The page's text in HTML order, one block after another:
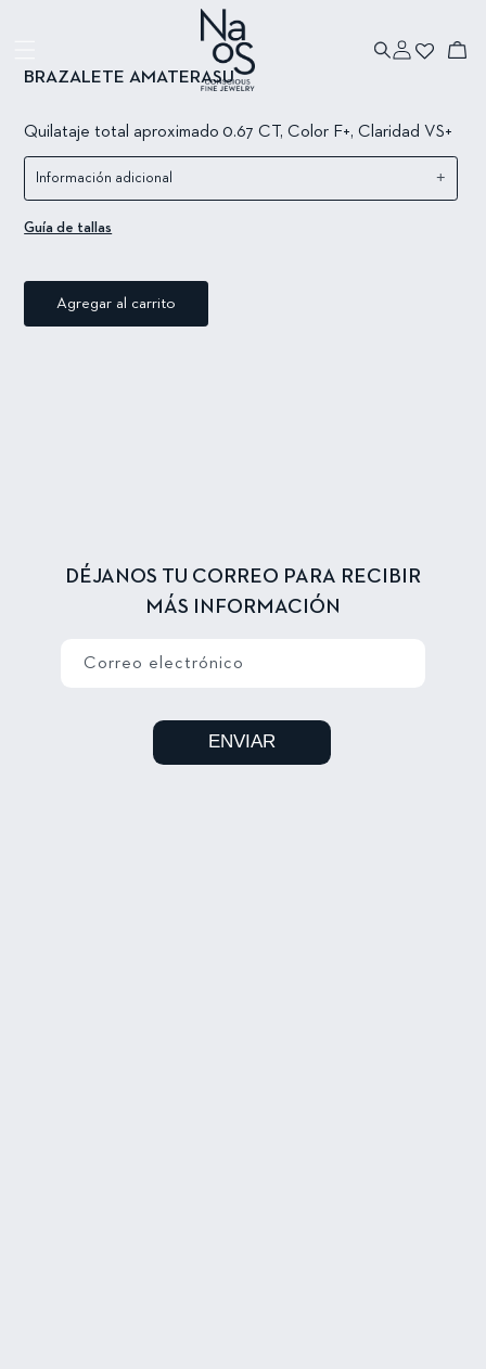
sesión
Carrito
BRAZALETE AMATERASU
Quilataje total aproximado0.67 CT, Color F+, Claridad VS+
Información adicional +
Guía de tallas
Agregar al carrito
DÉJANOS TU CORREO PARA RECIBIR
MÁS INFORMACIÓN
Correo electrónico
ENVIAR